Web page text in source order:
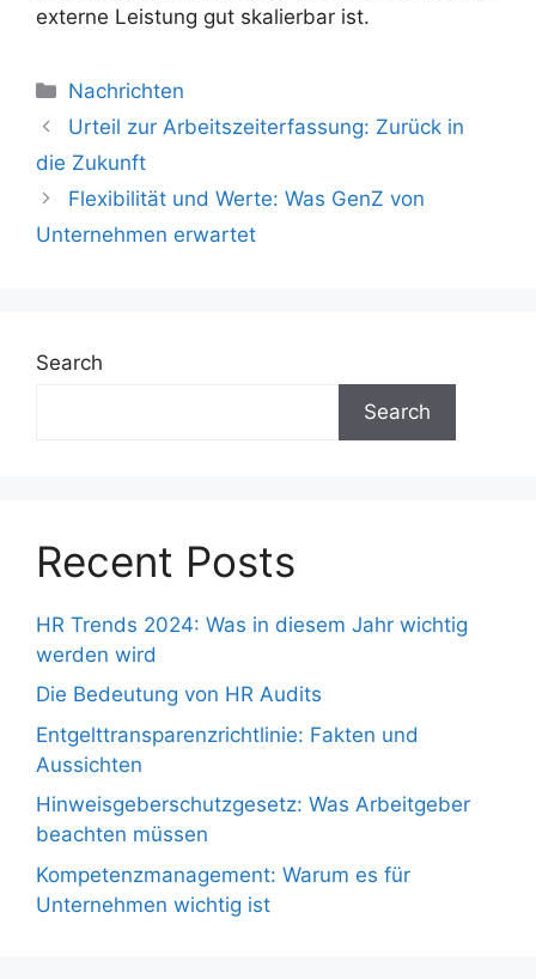
externe Leistung gut skalierbar ist.
Nachrichten
Urteil zur Arbeitszeiterfassung: Zurück in
die Zukunft
Flexibilität und Werte: Was GenZ von
Unternehmen erwartet
Search
Search
Recent Posts
HR Trends 2024: Was in diesem Jahr wichtig
werden wird
Die Bedeutung von HR Audits
Entgelttransparenzrichtlinie: Fakten und
Aussichten
Hinweisgeberschutzgesetz: Was Arbeitgeber
beachten müssen
Kompetenzmanagement: Warum es für
Unternehmen wichtig ist